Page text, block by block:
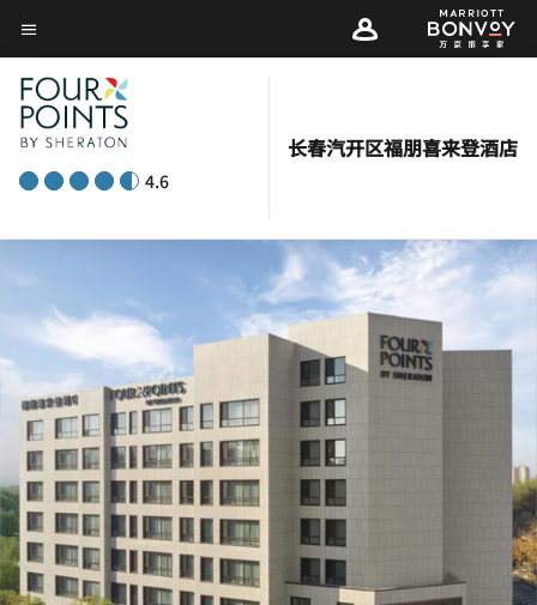
Skip
to
main
content
菜单文本
4.6
长春汽开区福朋喜来登酒店